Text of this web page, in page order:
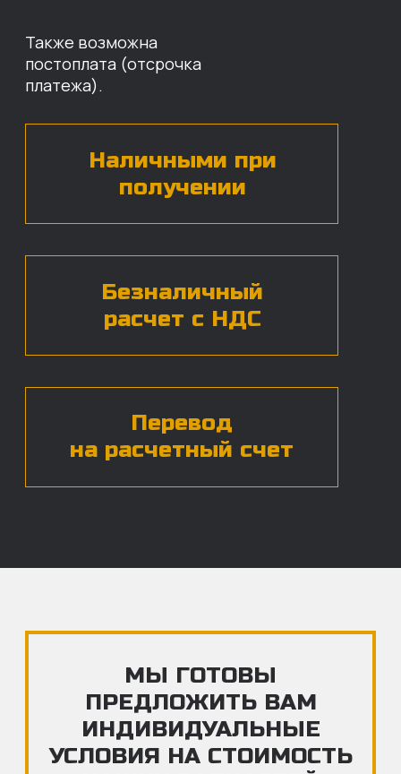
назовут цены и проконсультируют
по нужным деталям.
БЕСПЛАТНАЯ КОНСУЛЬТАЦИЯ
ЧАСТЫЕ ВОПРОСЫ